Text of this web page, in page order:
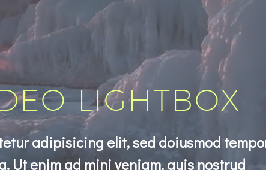
LIGHTBOX
adipisicing elit, sed doiusmod
Ut enim ad mini veniam, quis nostrud